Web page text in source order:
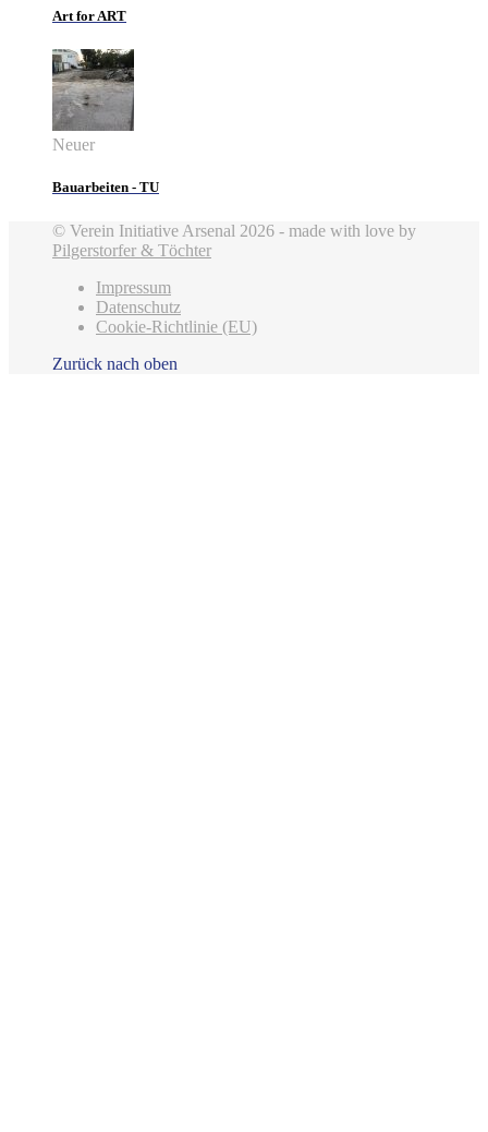
Art for ART
Neuer
Bauarbeiten - TU
© Verein Initiative Arsenal 2026 - made with love by
Pilgerstorfer & Töchter
Impressum
Datenschutz
Cookie-Richtlinie (EU)
Zurück nach oben